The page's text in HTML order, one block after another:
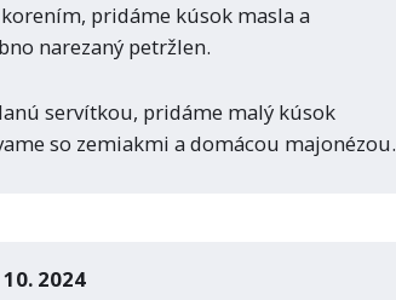
pridáme kúsok masla a
narezaný petržlen.
servítkou, pridáme malý kúsok
so zemiakmi a domácou majonézou.
2024